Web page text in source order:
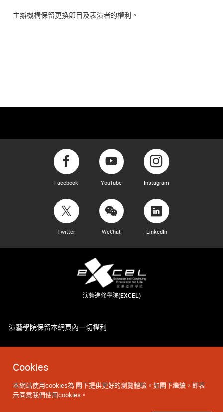
Cookies
本網站使用cookies為 閣下提供更好的瀏覽體驗。如閣下繼續，即表
示同意我們使用cookies。
主辦機構保留更換節目及表演者的權利。
Facebook YouTube Instagram
Twitter WeChat LinkedIn
演藝進修學院(EXCEL)
演藝學院保留本網頁內一切權利